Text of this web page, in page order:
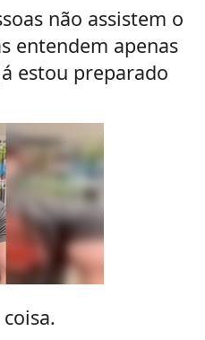
não assistem o
entendem apenas
estou preparado